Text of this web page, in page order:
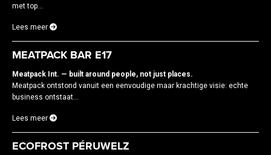
met top...
Lees meer
MEATPACK BAR E17
Meatpack Int. — built around people, not just places.
Meatpack ontstond vanuit een eenvoudige maar krachtige visie: echte
business ontstaat...
Lees meer
ECOFROST PÉRUWELZ